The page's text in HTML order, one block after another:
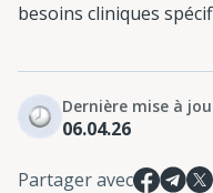
besoins cliniques
Dernière mise à
06.04.26
Partager avec